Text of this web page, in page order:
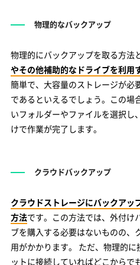
物理的なバックアップ
物理的にバックアップを取る方法
やその他補助的なドライブを利用
簡単で、大容量のストレージが必
であるといえるでしょう。この場
いフォルダーやファイルを選択し
けで作業が完了します。
クラウドバックアップ
クラウドストレージにバックアッ
方法です。この方法では、外付け
ブを購入する必要はないものの、
用がかかります。 ただ、物理的
ットに接続していればどこからで